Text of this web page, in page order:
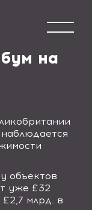
на
объектов
уже £32
млрд. в